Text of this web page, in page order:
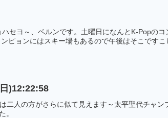
セヨ～、ベルンです。土曜日になんとK-Popの
ピョンにはスキー場もあるので午後はそこですこ
)12:22:58
二人の方がさらに似て見えます～太平聖代チャ
。